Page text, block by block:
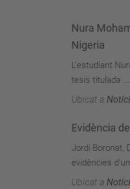
Nura
Nigeria
L’estudiant
tesis titulada ...
Ubicat a
Evidència
Jordi Boronat,
evidències
Ubicat a